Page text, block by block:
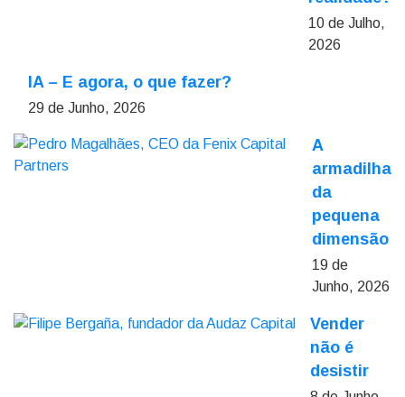
10 de Julho,
2026
IA – E agora, o que fazer?
29 de Junho, 2026
A
armadilha
da
pequena
dimensão
19 de
Junho, 2026
Vender
não é
desistir